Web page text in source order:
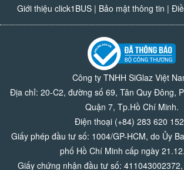
Giới thiệu click1BUS| Bảo mật thông tin |
Công ty TNHH SiGlaz Việt
Địa chỉ: 20-C2, đường số 69, Tân Quy Đông,
Quận 7, Tp.Hồ Chí Minh.
Điện thoại (+84) 283 620
Giấy phép đầu tư số: 1004/GP-HCM, do Ủy
phố Hồ Chí Minh cấp ngày
Giấy chứng nhận đầu tư số: